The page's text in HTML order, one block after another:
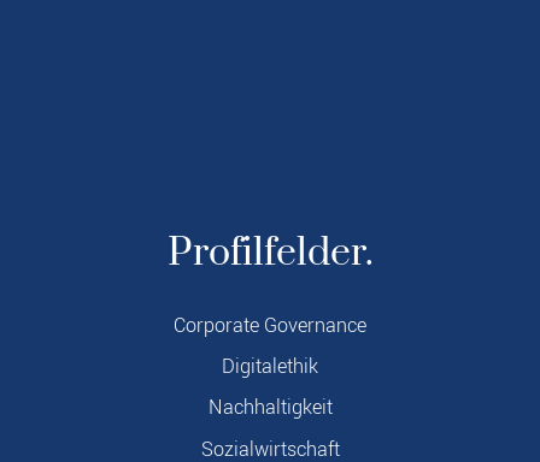
Profilfelder.
Corporate Governance
Digitalethik
Nachhaltigkeit
Sozialwirtschaft